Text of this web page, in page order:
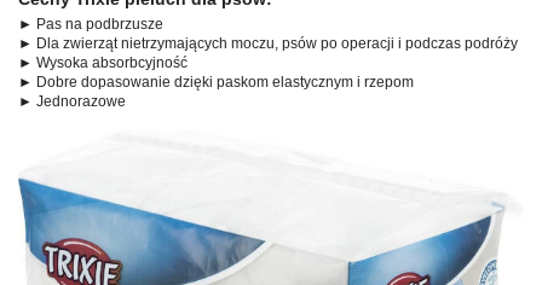
► Pas na podbrzusze
► Dla zwierząt nietrzymających moczu, psów po operacji i podczas podróży
► Wysoka absorbcyjność
► Dobre dopasowanie dzięki paskom elastycznym i rzepom
► Jednorazowe